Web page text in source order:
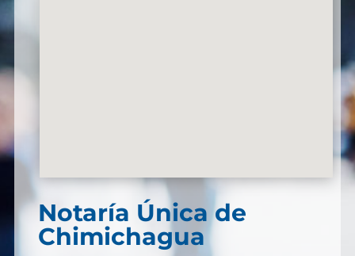
Notaría Única de
Chimichagua